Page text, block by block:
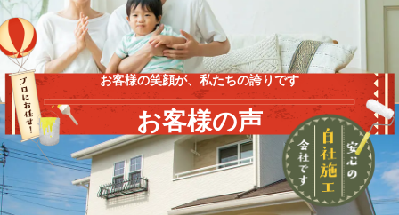
お客様の笑顔が、私たちの誇りです
お客様の声